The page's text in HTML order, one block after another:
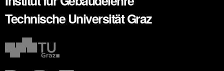
Technische Universität Graz